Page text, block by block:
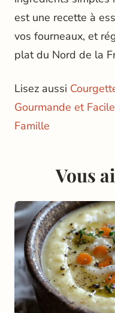
est une recette à
vos fourneaux, et
plat du Nord de la
Lisez aussi
Gourmande et
Famille
Vous